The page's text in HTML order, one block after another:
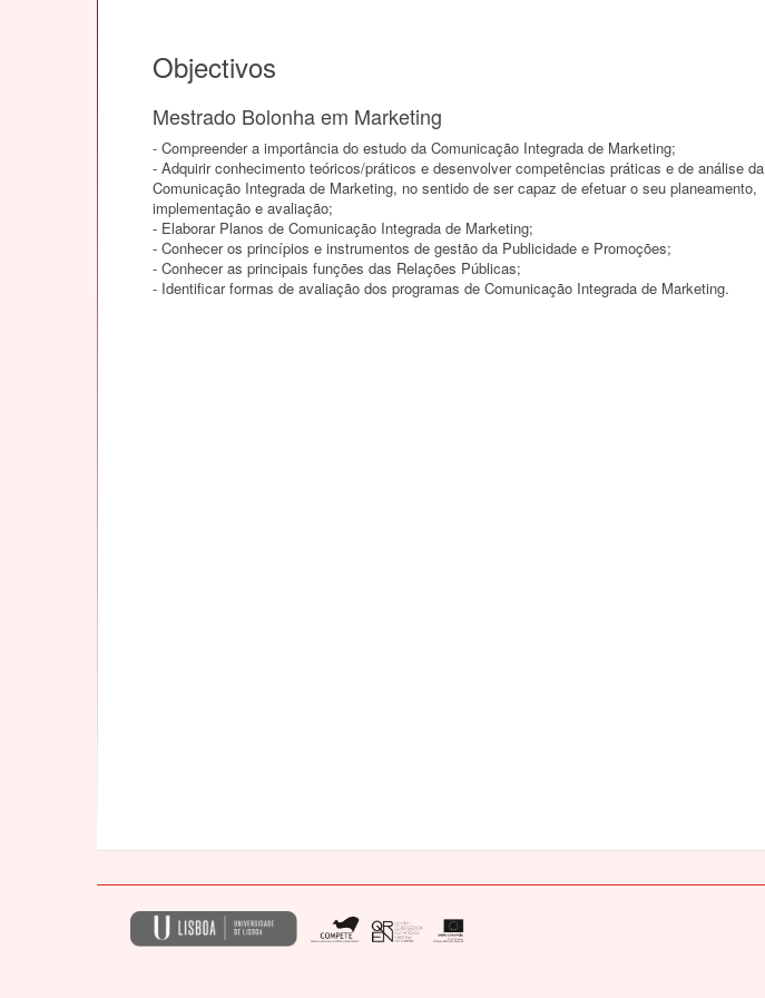
Objectivos
Mestrado Bolonha em Marketing
- Compreender a importância do estudo da Comunicação Integrada de Marketing;
- Adquirir conhecimento teóricos/práticos e desenvolver competências práticas e de análise da
Comunicação Integrada de Marketing, no sentido de ser capaz de efetuar o seu planeamento,
implementação e avaliação;
- Elaborar Planos de Comunicação Integrada de Marketing;
- Conhecer os princípios e instrumentos de gestão da Publicidade e Promoções;
- Conhecer as principais funções das Relações Públicas;
- Identificar formas de avaliação dos programas de Comunicação Integrada de Marketing.